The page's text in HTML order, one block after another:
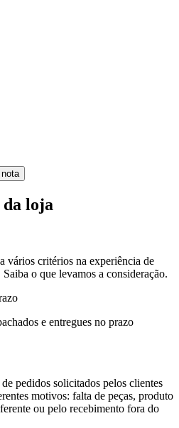
da loja
vários critérios na experiência de
o que levamos a consideração.
e entregues no prazo
pedidos solicitados pelos clientes
motivos: falta de peças, produto
ou pelo recebimento fora do